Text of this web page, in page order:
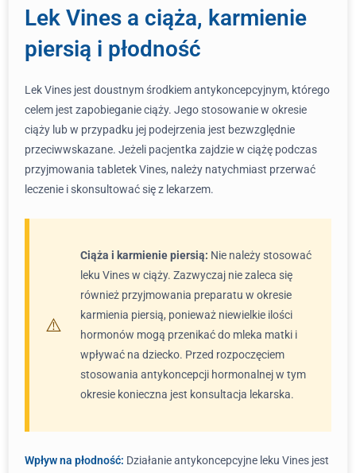
Lek Vines a ciąża, karmienie
piersią i płodność
Lek Vines jest doustnym środkiem antykoncepcyjnym, którego
celem jest zapobieganie ciąży. Jego stosowanie w okresie
ciąży lub w przypadku jej podejrzenia jest bezwzględnie
przeciwwskazane. Jeżeli pacjentka zajdzie w ciążę podczas
przyjmowania tabletek Vines, należy natychmiast przerwać
leczenie i skonsultować się z lekarzem.
Ciąża i karmienie piersią: Nie należy stosować
leku Vines w ciąży. Zazwyczaj nie zaleca się
również przyjmowania preparatu w okresie
karmienia piersią, ponieważ niewielkie ilości
hormonów mogą przenikać do mleka matki i
wpływać na dziecko. Przed rozpoczęciem
stosowania antykoncepcji hormonalnej w tym
okresie konieczna jest konsultacja lekarska.
Wpływ na płodność: Działanie antykoncepcyjne leku Vines jest